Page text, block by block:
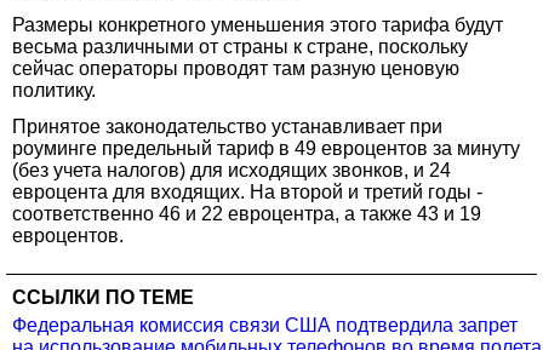
Размеры конкретного уменьшения этого тарифа будут
весьма различными от страны к стране, поскольку
сейчас операторы проводят там разную ценовую
политику.
Принятое законодательство устанавливает при
роуминге предельный тариф в 49 евроцентов за минуту
(без учета налогов) для исходящих звонков, и 24
евроцента для входящих. На второй и третий годы -
соответственно 46 и 22 евроцентра, а также 43 и 19
евроцентов.
ССЫЛКИ ПО ТЕМЕ
Федеральная комиссия связи США подтвердила запрет